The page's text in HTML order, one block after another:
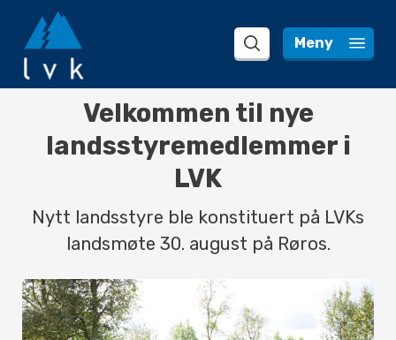
search
Velkommen til nye
landsstyremedlemmer i
LVK
Nytt landsstyre ble konstituert på LVKs
landsmøte 30. august på Røros.